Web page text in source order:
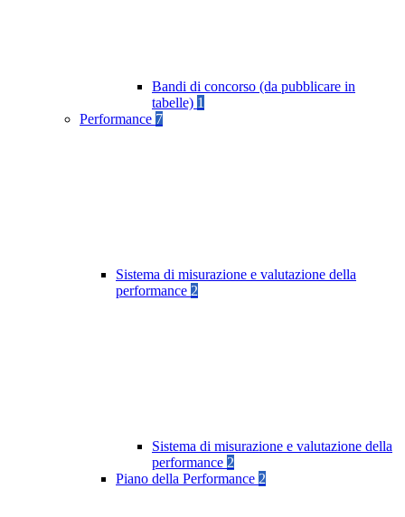
Bandi di concorso (da pubblicare in
tabelle) 1
Performance 7
Sistema di misurazione e valutazione della
performance 2
Sistema di misurazione e valutazione della
performance 2
Piano della Performance 2